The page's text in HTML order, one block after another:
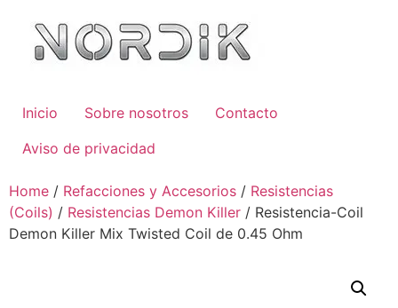
Inicio Sobre nosotros
Contacto
Aviso de privacidad
Home / Refacciones y Accesorios / Resistencias
(Coils) / Resistencias Demon Killer / Resistencia-Coil
Demon Killer Mix Twisted Coil de 0.45 Ohm